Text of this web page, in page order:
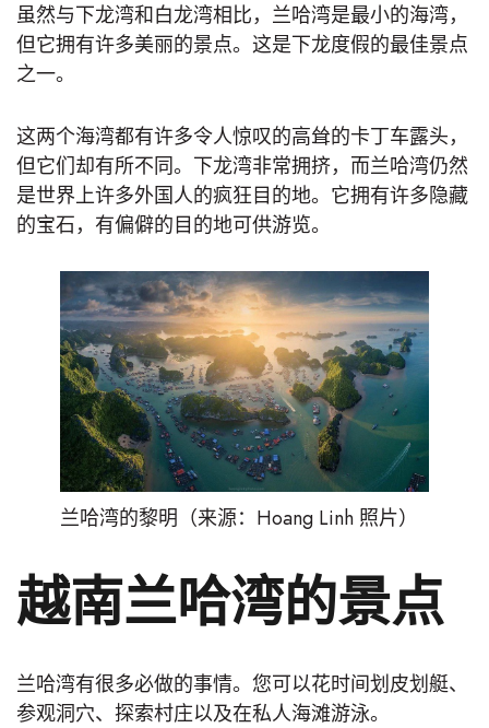
虽然与下龙湾和白龙湾相比，兰哈湾是最小的海湾，
但它拥有许多美丽的景点。这是下龙度假的最佳景点
之一。
这两个海湾都有许多令人惊叹的高耸的卡丁车露头，
但它们却有所不同。下龙湾非常拥挤，而兰哈湾仍然
是世界上许多外国人的疯狂目的地。它拥有许多隐藏
的宝石，有偏僻的目的地可供游览。
兰哈湾的黎明（来源：Hoang Linh 照片）
越南兰哈湾的景点
兰哈湾有很多必做的事情。您可以花时间划皮划艇、
参观洞穴、探索村庄以及在私人海滩游泳。